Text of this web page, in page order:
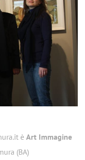
è Art Immagine
(BA)